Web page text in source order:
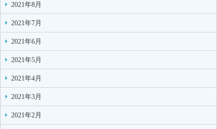
2021年8月
2021年7月
2021年6月
2021年5月
2021年4月
2021年3月
2021年2月